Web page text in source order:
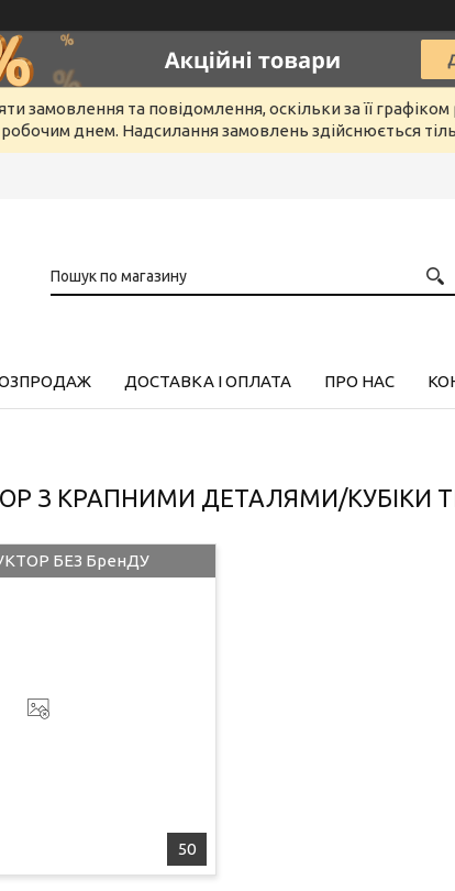
замовлення та повідомлення, оскільки за її
днем. Надсилання замовлень здійснюється
ДОСТАВКА І ОПЛАТА ПРО НАС
З КРАПНИМИ ДЕТАЛЯМИ/КУБІКИ
50
БЕЗ БренДУ